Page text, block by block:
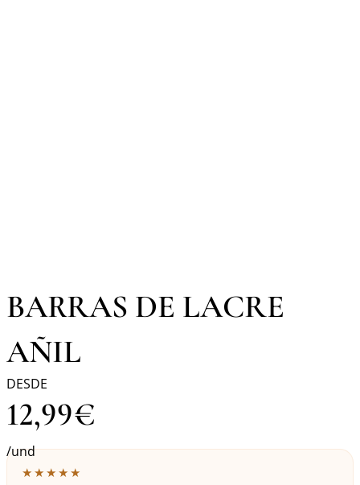
BARRAS DE LACRE
AÑIL
DESDE
12,99€
/und
★★★★★